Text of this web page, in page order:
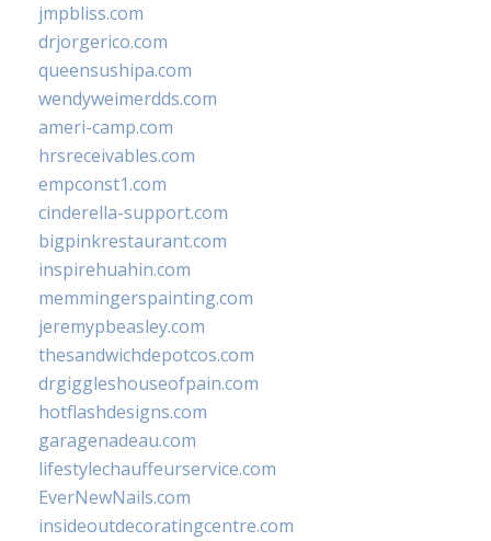
jmpbliss.com
drjorgerico.com
queensushipa.com
wendyweimerdds.com
ameri-camp.com
hrsreceivables.com
empconst1.com
cinderella-support.com
bigpinkrestaurant.com
inspirehuahin.com
memmingerspainting.com
jeremypbeasley.com
thesandwichdepotcos.com
drgiggleshouseofpain.com
hotflashdesigns.com
garagenadeau.com
lifestylechauffeurservice.com
EverNewNails.com
insideoutdecoratingcentre.com